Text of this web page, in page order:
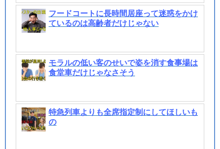
フードコートに長時間居座って迷惑をかけ
ているのは高齢者だけじゃない
モラルの低い客のせいで姿を消す食事場は
食堂車だけじゃなさそう
特急列車よりも全席指定制にしてほしいも
の